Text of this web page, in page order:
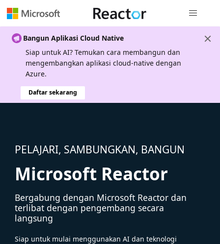
Bangun Aplikasi Cloud Native
Siap untuk AI? Temukan cara membangun dan
mengembangkan aplikasi cloud-native dengan
Azure.
Daftar sekarang
PELAJARI, SAMBUNGKAN, BANGUN
Microsoft Reactor
Bergabung dengan Microsoft Reactor dan
terlibat dengan pengembang secara
langsung
Siap untuk mulai menggunakan AI dan teknologi